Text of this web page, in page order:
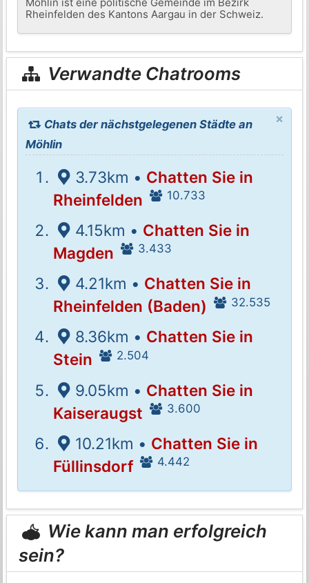
Rheinfelden des Kantons Aargau in der Schweiz.
Verwandte Chatrooms
×
Chats der nächstgelegenen Städte an
Möhlin
3.73km • Chatten Sie in
Rheinfelden
10.733
4.15km • Chatten Sie in
Magden
3.433
4.21km • Chatten Sie in
Rheinfelden (Baden)
32.535
8.36km • Chatten Sie in
Stein
2.504
9.05km • Chatten Sie in
Kaiseraugst
3.600
10.21km • Chatten Sie in
Füllinsdorf
4.442
Wie kann man erfolgreich
sein?